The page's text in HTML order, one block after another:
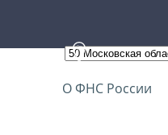
О ФНС России